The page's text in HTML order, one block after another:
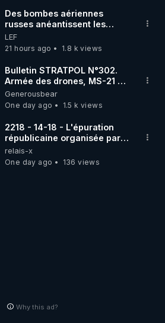
Des bombes aériennes
russes anéantissent les
centres de contrôle de
drones de 3 brigades
ukrainienne
LEF
21 hours ago
1.8 k views
Bulletin STRATPOL N°302.
Armée des drones, MS-21 en
série, missiles coréens.
07.08.2026.
Generousbear
One day ago
1.5 k views
2218 - 14-18 - L'épuration
républicaine organisée par
les frères de la truelle
relais-x
One day ago
136 views
Why this ad?